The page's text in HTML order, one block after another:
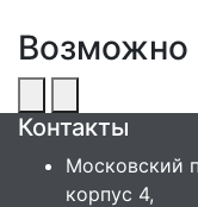
Возможно
Контакты
Московский
корпус 4,